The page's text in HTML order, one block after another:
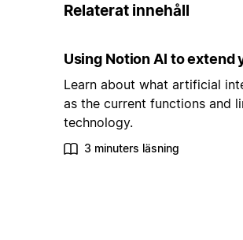
Relaterat innehåll
Using Notion AI to extend
Learn about what artificial
as the current functions and
technology.
3 minuters läsning